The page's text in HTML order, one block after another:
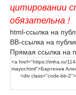
цитировании
обязательна !
html-ссылка на
BB-ссылка на
Прямая ссылка на